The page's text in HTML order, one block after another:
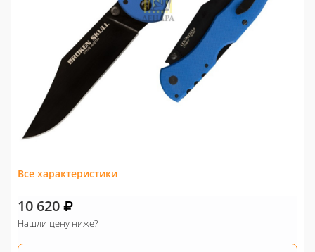
Все характеристики
10 620
Нашли цену ниже?